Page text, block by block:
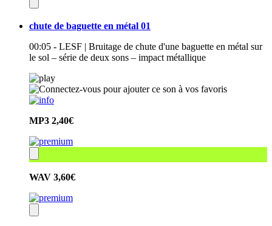
chute de baguette en métal 01
00:05 - LESF | Bruitage de chute d'une baguette en métal sur
le sol – série de deux sons – impact métallique
MP3 2,40€
WAV 3,60€